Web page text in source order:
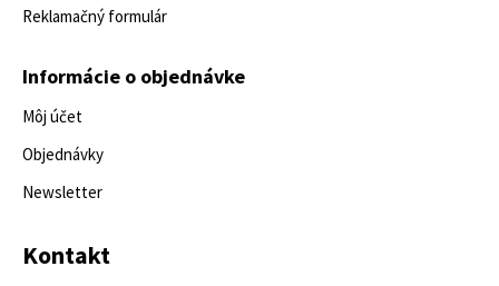
Reklamačný formulár
Informácie o objednávke
Môj účet
Objednávky
Newsletter
Kontakt